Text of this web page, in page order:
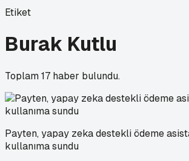
Etiket
Burak Kutlu
Toplam17 haber bulundu.
Payten, yapay zeka destekli ödeme
kullanıma sundu